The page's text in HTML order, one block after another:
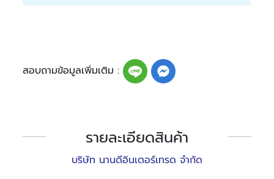
สอบถามข้อมูลเพิ่มเติม :
รายละเอียดสินค้า
บริษัท นานดีอินเตอร์เทรด จำกัด